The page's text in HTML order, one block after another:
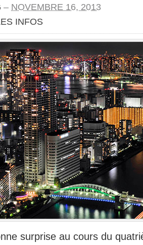
– NOVEMBRE 16, 2013
INFOS
surprise au cours du